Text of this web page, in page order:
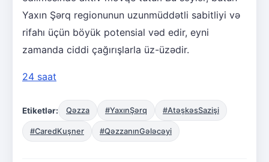
Yaxın Şərq regionunun uzunmüddətli sabitliyi və
rifahı üçün böyük potensial vəd edir, eyni
zamanda ciddi çağırışlarla üz-üzədir.
24 saat
Etiketlər: Qəzza #YaxınŞərq #AtəşkəsSazişi
#CaredKuşner #QəzzanınGələcəyi